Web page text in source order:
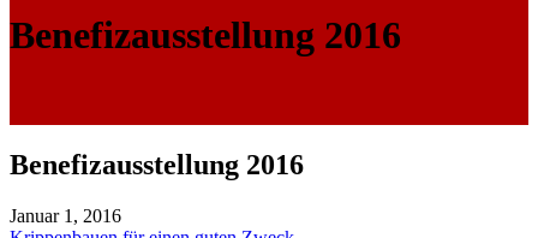
Benefizausstellung 2016
Benefizausstellung 2016
Januar 1, 2016